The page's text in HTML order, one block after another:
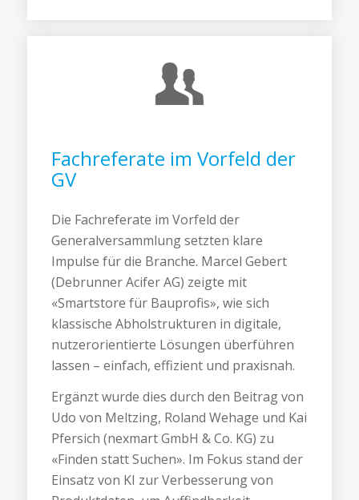
Fachreferate im Vorfeld der
GV
Die Fachreferate im Vorfeld der
Generalversammlung setzten klare
Impulse für die Branche. Marcel Gebert
(Debrunner Acifer AG) zeigte mit
«Smartstore für Bauprofis», wie sich
klassische Abholstrukturen in digitale,
nutzerorientierte Lösungen überführen
lassen – einfach, effizient und praxisnah.
Ergänzt wurde dies durch den Beitrag von
Udo von Meltzing, Roland Wehage und Kai
Pfersich (nexmart GmbH & Co. KG) zu
«Finden statt Suchen». Im Fokus stand der
Einsatz von KI zur Verbesserung von